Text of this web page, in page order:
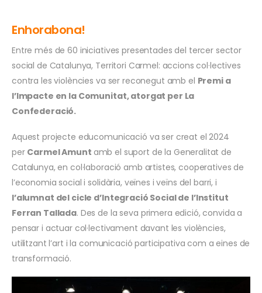
Enhorabona!
Entre més de 60 iniciatives presentades del tercer sector
social de Catalunya, Territori Carmel: accions col·lectives
contra les violències va ser reconegut amb el Premi a
l’Impacte en la Comunitat, atorgat per La
Confederació.
Aquest projecte educomunicació va ser creat el 2024
per Carmel Amunt amb el suport de la Generalitat de
Catalunya, en col·laboració amb artistes, cooperatives de
l’economia social i solidària, veïnes i veïns del barri, i
l’alumnat del cicle d’Integració Social de l’Institut
Ferran Tallada. Des de la seva primera edició, convida a
pensar i actuar col·lectivament davant les violències,
utilitzant l’art i la comunicació participativa com a eines de
transformació.